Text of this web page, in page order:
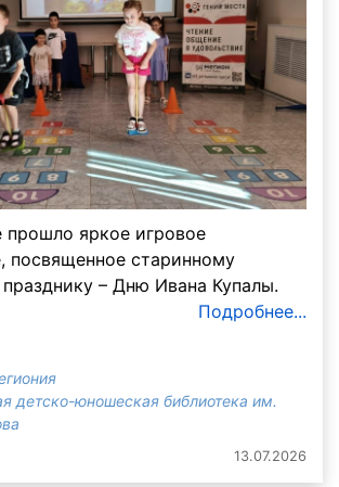
прошло яркое игровое
посвященное старинному
– Дню Ивана Купалы.
Подробнее...
детско-юношеская библиотека им.
13.07.2026